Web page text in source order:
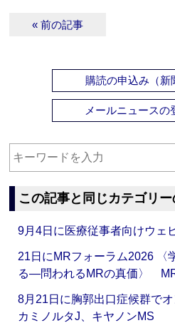
« 前の記事
購読の申込み（新
メールニュースの
この記事と同じカテゴリ
9月4日に医療従事者向けウ
21日にMRフォーラム2026 〈
る―問われるMRの真価〉
8月21日に胸郭出口症候群で
カミノルタJ、キヤノンMS